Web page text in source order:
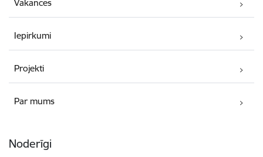
Vakances
Iepirkumi
Projekti
Par mums
Noderīgi